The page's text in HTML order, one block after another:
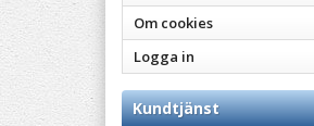
Om cookies
Logga in
Kundtjänst